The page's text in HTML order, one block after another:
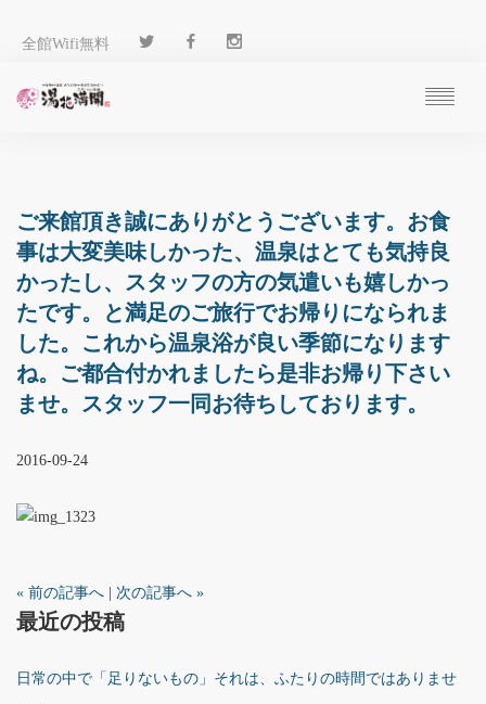
全館Wifi無料
客 室
温 泉
料 理
施 設
アクセス
ブログ
ENGLISH
ご来館頂き誠にありがとうございます。お食
事は大変美味しかった、温泉はとても気持良
かったし、スタッフの方の気遣いも嬉しかっ
たです。と満足のご旅行でお帰りになられま
した。これから温泉浴が良い季節になります
ね。ご都合付かれましたら是非お帰り下さい
ませ。スタッフ一同お待ちしております。
2016-09-24
« 前の記事へ 次の記事へ »
最近の投稿
日常の中で「足りないもの」それは、ふたりの時間ではありませ